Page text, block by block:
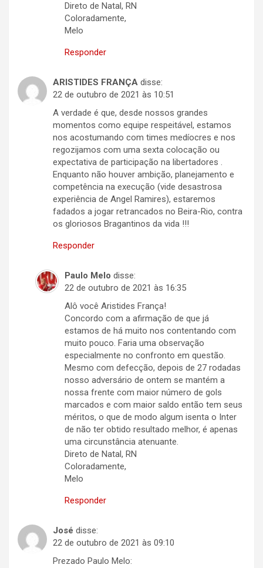
Direto de Natal, RN
Coloradamente,
Melo
Responder
ARISTIDES FRANÇA disse:
22 de outubro de 2021 às 10:51
A verdade é que, desde nossos grandes
momentos como equipe respeitável, estamos
nos acostumando com times medíocres e nos
regozijamos com uma sexta colocação ou
expectativa de participação na libertadores .
Enquanto não houver ambição, planejamento e
competência na execução (vide desastrosa
experiência de Angel Ramires), estaremos
fadados a jogar retrancados no Beira-Rio, contra
os gloriosos Bragantinos da vida !!!
Responder
Paulo Melo disse:
22 de outubro de 2021 às 16:35
Alô você Aristides França!
Concordo com a afirmação de que já
estamos de há muito nos contentando com
muito pouco. Faria uma observação
especialmente no confronto em questão.
Mesmo com defecção, depois de 27 rodadas
nosso adversário de ontem se mantém a
nossa frente com maior número de gols
marcados e com maior saldo então tem seus
méritos, o que de modo algum isenta o Inter
de não ter obtido resultado melhor, é apenas
uma circunstância atenuante.
Direto de Natal, RN
Coloradamente,
Melo
Responder
José disse:
22 de outubro de 2021 às 09:10
Prezado Paulo Melo: